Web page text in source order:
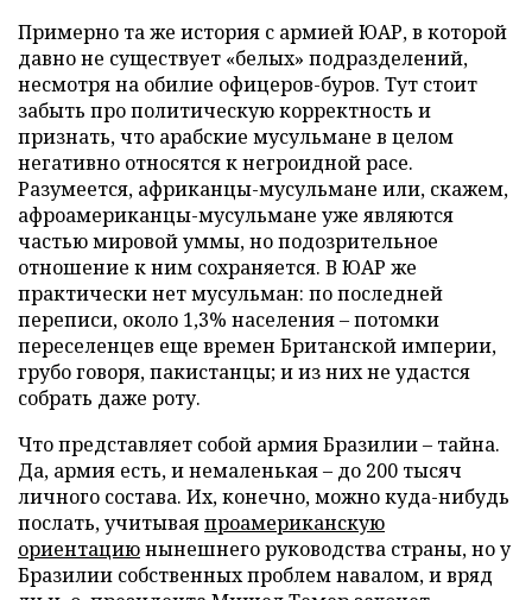
Примерно та же история с армией ЮАР, в которой
давно не существует «белых» подразделений,
несмотря на обилие офицеров-буров. Тут стоит
забыть про политическую корректность и
признать, что арабские мусульмане в целом
негативно относятся к негроидной расе.
Разумеется, африканцы-мусульмане или, скажем,
афроамериканцы-мусульмане уже являются
частью мировой уммы, но подозрительное
отношение к ним сохраняется. В ЮАР же
практически нет мусульман: по последней
переписи, около 1,3% населения – потомки
переселенцев еще времен Британской империи,
грубо говоря, пакистанцы; и из них не удастся
собрать даже роту.
Что представляет собой армия Бразилии – тайна.
Да, армия есть, и немаленькая – до 200 тысяч
личного состава. Их, конечно, можно куда-нибудь
послать, учитываяпроамериканскую
ориентациюнынешнего руководства страны, но у
Бразилии собственных проблем навалом, и вряд